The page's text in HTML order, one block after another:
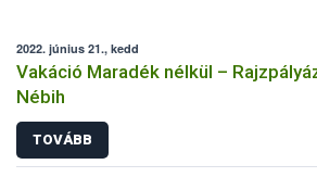
2022. június 21., kedd
Vakáció Maradék nélkül –
Nébih
TOVÁBB